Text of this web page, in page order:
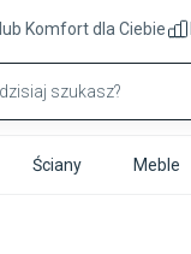
Komfortdla Ciebie
Ściany Meble